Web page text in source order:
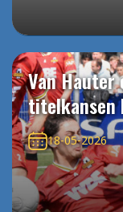
Van Hauter
titelkansen
18-05-2026